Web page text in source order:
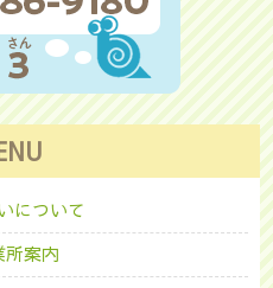
について
所案内